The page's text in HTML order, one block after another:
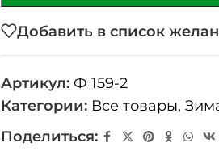
Добавить в список
Артикул: Ф 159-2
Категории: Все товары,
Поделиться: